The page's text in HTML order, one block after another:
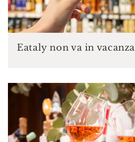
Eataly non va in vacanza